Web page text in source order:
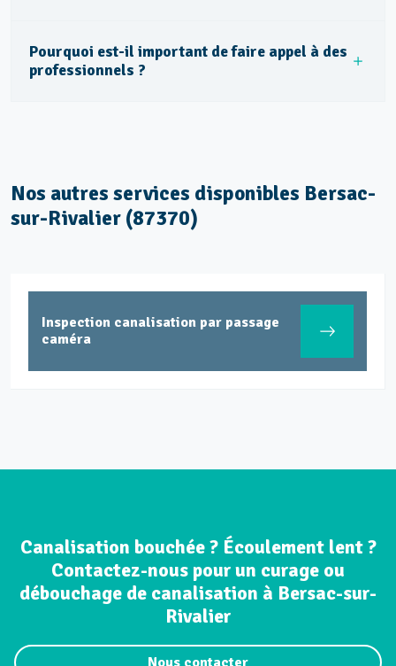
Pourquoi est-il important de faire appel à des
professionnels ?
Nos autres services disponibles Bersac-
sur-Rivalier (87370)
Inspection canalisation par passage
caméra
Canalisation bouchée ? Écoulement lent ?
Contactez-nous pour un curage ou
débouchage de canalisation à Bersac-sur-
Rivalier
Nous contacter